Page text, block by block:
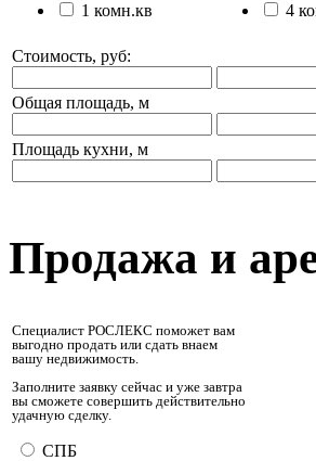
1 комн.кв
4
Стоимость, руб:
Общая площадь, м
Площадь кухни, м
Продажа и
Специалист РОСЛЕКС поможет вам
выгодно продать или сдать внаем
вашу недвижимость.
Заполните заявку сейчас и уже завтра
вы сможете совершить действительно
удачную сделку.
СПБ